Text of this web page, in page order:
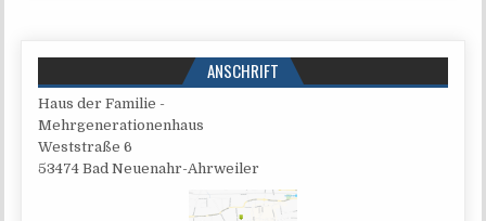
ANSCHRIFT
Haus der Familie -
Mehrgenerationenhaus
West­stra­ße 6
53474 Bad Neuenahr-Ahrweiler